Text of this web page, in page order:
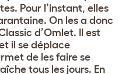
Pour l’instant, elles
On les a donc
d’Omlet. Il est
il se déplace
de les faire se
tous les jours. En